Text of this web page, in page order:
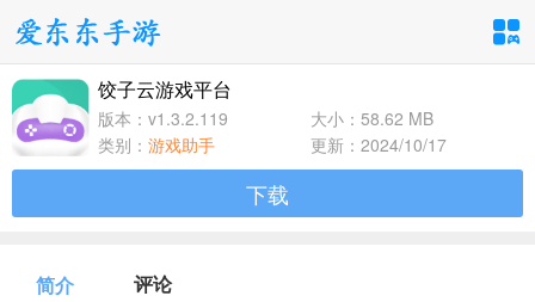
手游分类
卡牌回合
1百+款手游
1百+款手游
饺子云游戏平台
版本：v1.3.2.119
大小：58.62 MB
类别： 游戏助手 更新：2024/10/17
下载
简介 评论